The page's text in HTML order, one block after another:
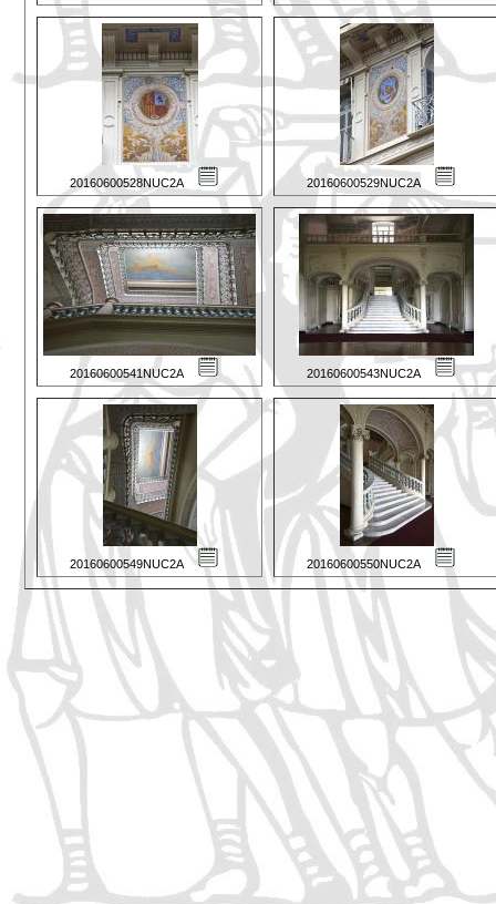
20160600528NUC2A 20160600529NUC2A
20160600541NUC2A 20160600543NUC2A
20160600549NUC2A 20160600550NUC2A